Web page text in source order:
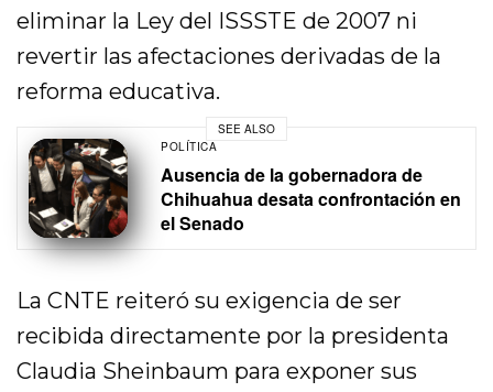
eliminar la Ley del ISSSTE de 2007 ni
revertir las afectaciones derivadas de la
reforma educativa.
SEE ALSO
POLÍTICA
Ausencia de la gobernadora de
Chihuahua desata confrontación en
el Senado
La CNTE reiteró su exigencia de ser
recibida directamente por la presidenta
Claudia Sheinbaum para exponer sus